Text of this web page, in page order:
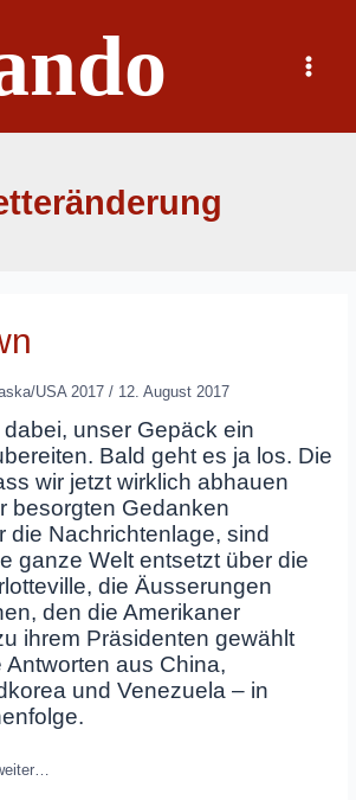
Main
Menu
USA 2017/ 12. August 2017
unser Gepäck ein
Bald geht es ja los. Die
wir jetzt wirklich abhauen
besorgten Gedanken
die Nachrichtenlage, sind
ganze Welt entsetzt über die
die Äusserungen
den die Amerikaner
ihrem Präsidenten gewählt
Antworten aus China,
und Venezuela – in